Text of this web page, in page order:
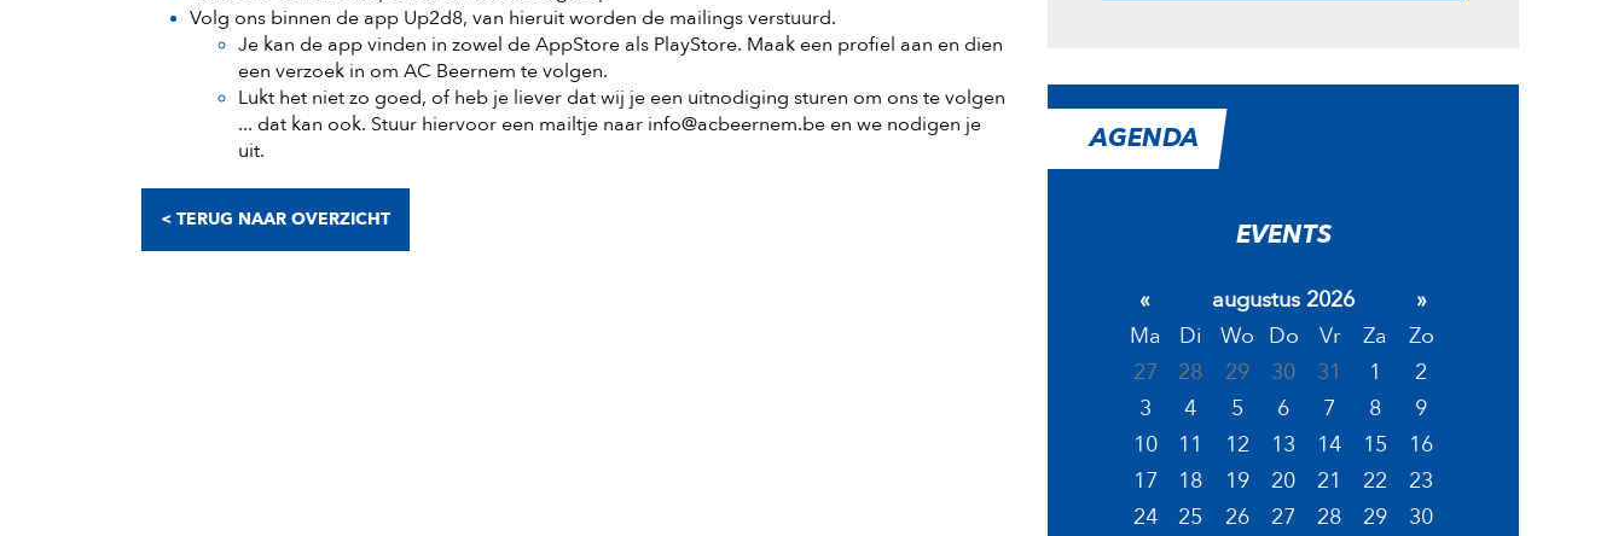
Volg ons binnen de app Up2d8, van hieruit worden de mailings verstuurd.
Je kan de app vinden in zowel de AppStore als PlayStore. Maak een profiel aan en dien
een verzoek in om AC Beernem te volgen.
Lukt het niet zo goed, of heb je liever dat wij je een uitnodiging sturen om ons te volgen
... dat kan ook. Stuur hiervoor een mailtje naar info@acbeernem.be en we nodigen je
uit.
< TERUG NAAR OVERZICHT
AGENDA
EVENTS
« augustus 2026
»
Ma
Di Wo Do Vr Za
Zo
27
28 29 30 31 1
2
3
4 5 6 7 8
9
10
11 12 13 14 15
16
17
18 19 20 21 22
23
24
25 26 27 28 29
30